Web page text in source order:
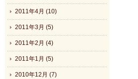
2011年4月 (10)
2011年3月 (5)
2011年2月 (4)
2011年1月 (5)
2010年12月 (7)